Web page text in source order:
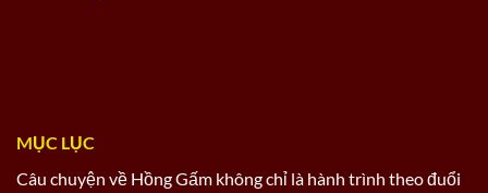
MỤC LỤC
Câu chuyện về Hồng Gấm không chỉ là hành trình theo đuổi